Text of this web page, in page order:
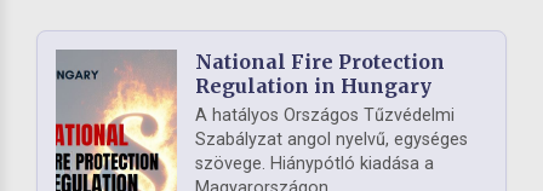
National Fire Protection
Regulation in Hungary
A hatályos Országos Tűzvédelmi
Szabályzat angol nyelvű, egységes
szövege. Hiánypótló kiadása a